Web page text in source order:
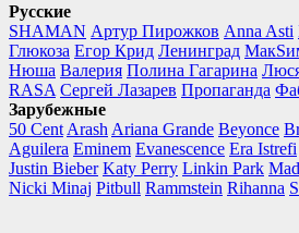
Русские
SHAMAN Артур Пирожков Anna Asti
Глюкоза Егор Крид Ленинград
Нюша Валерия Полина Гагарина
RASA Сергей Лазарев Пропаганда
Зарубежные
50 Cent Arash Ariana Grande Beyonce
Aguilera Eminem Evanescence Era Istrefi
Justin Bieber Katy Perry Linkin Park
Nicki Minaj Pitbull Rammstein Rihanna